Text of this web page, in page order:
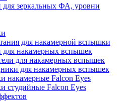
для зеркальных ФА, уровни
для накамерной вспышки
для накамерных вспышек
для накамерных вспышек
для накамерных вспышек
накамерные Falcon Eyes
студийные Falcon Eyes